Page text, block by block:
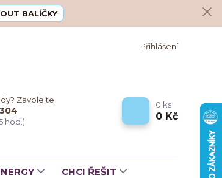
BALÍČKY
Přihlášení
Zavolejte.
hod.)
0 ks
0 Kč
CHCI ŘEŠIT